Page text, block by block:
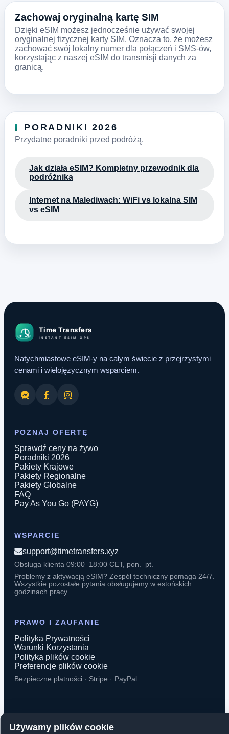
Używamy plików cookie
Zachowaj oryginalną kartę SIM
Dzięki eSIM możesz jednocześnie używać swojej
oryginalnej fizycznej karty SIM. Oznacza to, że możesz
zachować swój lokalny numer dla połączeń i SMS-ów,
korzystając z naszej eSIM do transmisji danych za
granicą.
PORADNIKI 2026
Przydatne poradniki przed podróżą.
Jak działa eSIM? Kompletny przewodnik dla
podróżnika
Internet na Malediwach: WiFi vs lokalna SIM
vs eSIM
Natychmiastowe eSIM-y na całym świecie z przejrzystymi
cenami i wielojęzycznym wsparciem.
POZNAJ OFERTĘ
Sprawdź ceny na żywo
Poradniki 2026
Pakiety Krajowe
Pakiety Regionalne
Pakiety Globalne
FAQ
Pay As You Go (PAYG)
WSPARCIE
support@timetransfers.xyz
Obsługa klienta 09:00–18:00 CET, pon.–pt.
Problemy z aktywacją eSIM? Zespół techniczny pomaga 24/7.
Wszystkie pozostałe pytania obsługujemy w estońskich
godzinach pracy.
PRAWO I ZAUFANIE
Polityka Prywatności
Warunki Korzystania
Polityka plików cookie
Preferencje plików cookie
Bezpieczne płatności · Stripe · PayPal